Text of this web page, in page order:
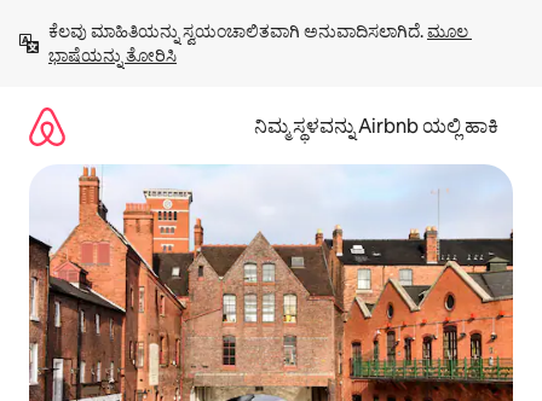
ಹೋಗಿ
ಕೆಲವು ಮಾಹಿತಿಯನ್ನು ಸ್ವಯಂಚಾಲಿತವಾಗಿ ಅನುವಾದಿಸಲಾಗಿದೆ. ಮೂಲ
ಭಾಷೆಯನ್ನು ತೋರಿಸಿ
ನಿಮ್ಮ ಸ್ಥಳವನ್ನು Airbnb ಯಲ್ಲಿ ಹಾಕಿ